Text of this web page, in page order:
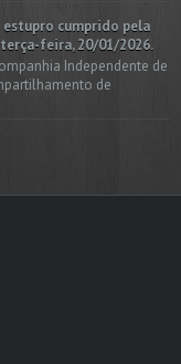
cumprido pela
feira, 20/01/2026.
Independente de
de